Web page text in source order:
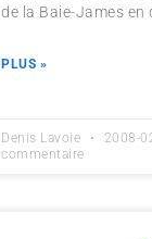
de la Baie-James
PLUS »
Denis Lavoie 2008-
commentaire